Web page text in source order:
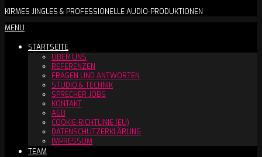
DCW
BOOKINGS™
KIRMES JINGLES & PROFESSIONELLE AUDIO-PRODUKTIONEN
Secondary
Menu
MENU
STARTSEITE
ÜBER UNS
REFERENZEN
FRAGEN UND ANTWORTEN
STUDIO & TECHNIK
SPRECHER JOBS
KONTAKT
AGB
COOKIE-RICHTLINIE (EU)
DATENSCHUTZERKLÄRUNG
IMPRESSUM
TEAM